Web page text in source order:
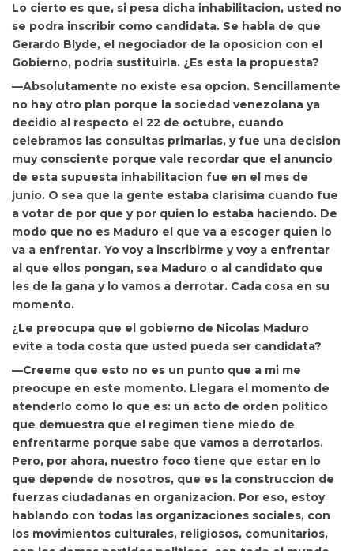
Lo cierto es que, si pesa dicha inhabilitacion, usted no
se podra inscribir como candidata. Se habla de que
Gerardo Blyde, el negociador de la oposicion con el
Gobierno, podria sustituirla. ¿Es esta la propuesta?
—Absolutamente no existe esa opcion. Sencillamente
no hay otro plan porque la sociedad venezolana ya
decidio al respecto el 22 de octubre, cuando
celebramos las consultas primarias, y fue una decision
muy consciente porque vale recordar que el anuncio
de esta supuesta inhabilitacion fue en el mes de
junio. O sea que la gente estaba clarisima cuando fue
a votar de por que y por quien lo estaba haciendo. De
modo que no es Maduro el que va a escoger quien lo
va a enfrentar. Yo voy a inscribirme y voy a enfrentar
al que ellos pongan, sea Maduro o al candidato que
les de la gana y lo vamos a derrotar. Cada cosa en su
momento.
¿Le preocupa que el gobierno de Nicolas Maduro
evite a toda costa que usted pueda ser candidata?
—Creeme que esto no es un punto que a mi me
preocupe en este momento. Llegara el momento de
atenderlo como lo que es: un acto de orden politico
que demuestra que el regimen tiene miedo de
enfrentarme porque sabe que vamos a derrotarlos.
Pero, por ahora, nuestro foco tiene que estar en lo
que depende de nosotros, que es la construccion de
fuerzas ciudadanas en organizacion. Por eso, estoy
hablando con todas las organizaciones sociales, con
los movimientos culturales, religiosos, comunitarios,